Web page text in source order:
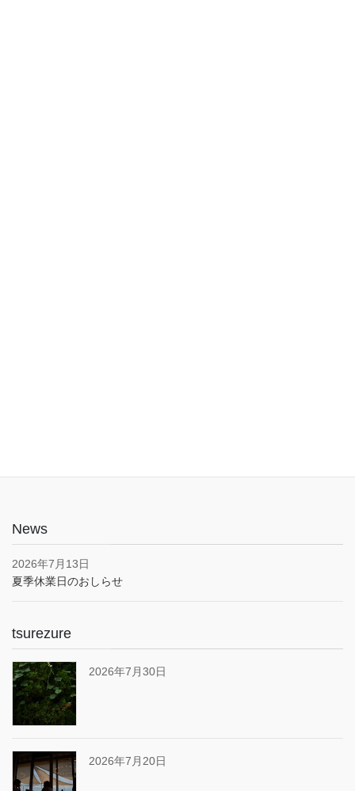
News
2026年7月13日
夏季休業日のおしらせ
tsurezure
2026年7月30日
2026年7月20日